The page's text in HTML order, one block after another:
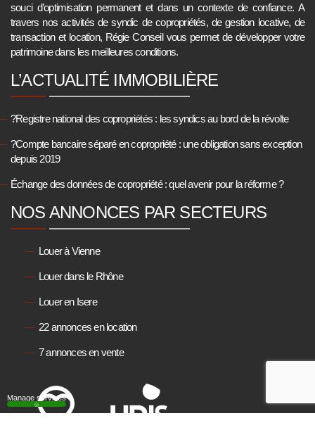
souci d’optimisation permanent et dans un contexte de confiance. A
travers nos activités de syndic de copropriétés, de gestion locative, de
transaction et location, Régie Conseil vous permet de développer votre
patrimoine dans les meilleures conditions.
L’ACTUALITÉ IMMOBILIÈRE
?Registre national des copropriétés : les syndics au bord de la révolte
?Compte bancaire séparé en copropriété : une obligation sans exception
depuis 2019
Échange des données de copropriété : quel avenir pour la réforme ?
NOS ANNONCES PAR SECTEURS
Louer à Vienne
Louer dans le Rhône
Louer en Isere
22 annonces en location
7 annonces en vente
Manage services